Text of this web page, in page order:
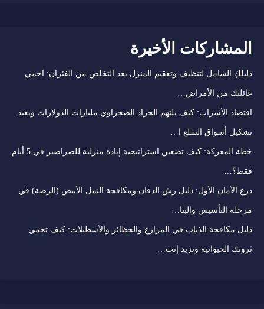
المشاركات الأخيرة
دليلكِ الشامل لتنظيف وتعقيم المنزل بعد التخلص من الفئران: احمي
عائلتك من الأمراض…
اقتصاد الأسراب: كيف يلتهم الجراد الصحراوي مليارات الدولارات ويعيد
تشكيل أسواق السلع ا…
خطة المعركة: كيف تضعين استراتيجية إبادة منزلية للصراصير في 5 أيام
فقط؟…
درع الأمان الأول: دليل رش الدفان ومكافحة النمل الأبيض (الرضة) في
مرحلة التأسيس والبنا…
دليل مكافحة الذباب في المزارع والحظائر والأسطبلات: كيف تحمي
ثروتك الحيوانية وتزيد إنت…